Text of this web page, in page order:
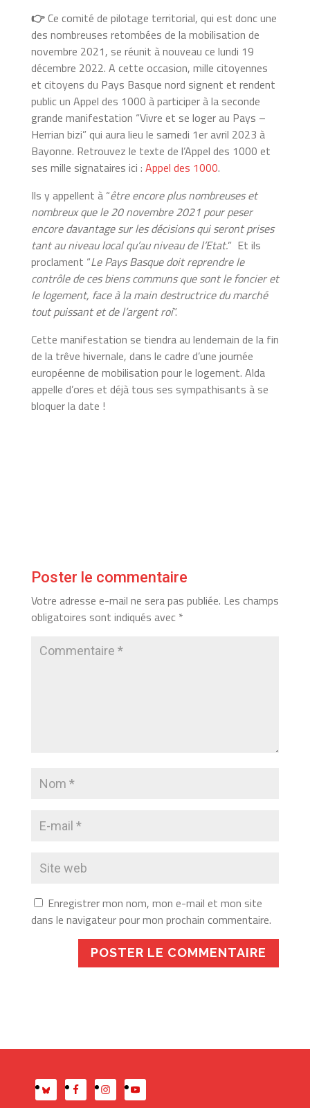
👉Ce comité de pilotage territorial, qui est donc une
des nombreuses retombées de la mobilisation de
novembre 2021, se réunit à nouveau ce lundi 19
décembre 2022. A cette occasion, mille citoyennes
et citoyens du Pays Basque nord signent et rendent
public un Appel des 1000 à participer à la seconde
grande manifestation “Vivre et se loger au Pays –
Herrian bizi” qui aura lieu le samedi 1er avril 2023 à
Bayonne. Retrouvez le texte de l’Appel des 1000 et
ses mille signataires ici : Appel des 1000.
Ils y appellent à “être encore plus nombreuses et
nombreux que le 20 novembre 2021 pour peser
encore davantage sur les décisions qui seront prises
tant au niveau local qu’au niveau de l’Etat.” Et ils
proclament “Le Pays Basque doit reprendre le
contrôle de ces biens communs que sont le foncier et
le logement, face à la main destructrice du marché
tout puissant et de l’argent roi”.
Cette manifestation se tiendra au lendemain de la fin
de la trêve hivernale, dans le cadre d’une journée
européenne de mobilisation pour le logement. Alda
appelle d’ores et déjà tous ses sympathisants à se
bloquer la date !
Poster le commentaire
Votre adresse e-mail ne sera pas publiée. Les champs
obligatoires sont indiqués avec *
Enregistrer mon nom, mon e-mail et mon site
dans le navigateur pour mon prochain commentaire.